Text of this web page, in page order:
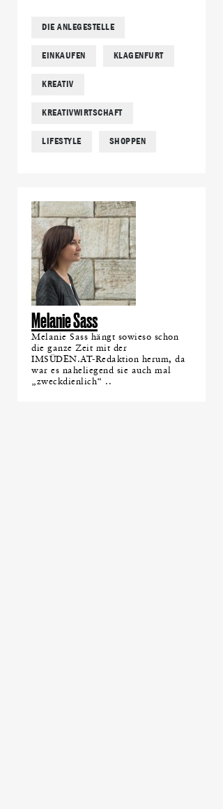
DIE ANLEGESTELLE
EINKAUFEN KLAGENFURT
KREATIV
KREATIVWIRTSCHAFT
LIFESTYLE SHOPPEN
Melanie Sass
Melanie Sass hängt sowieso schon
die ganze Zeit mit der
IMSÜDEN.AT-Redaktion herum, da
war es naheliegend sie auch mal
„zweckdienlich“ ..